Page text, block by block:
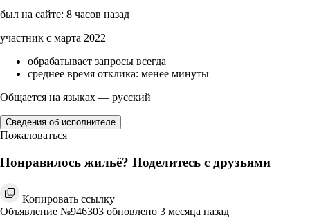
был на сайте: 8 часов назад
участник с марта 2022
обрабатывает запросы всегда
среднее время отклика: менее минуты
Общается на языках — русский
Сведения об исполнителе
Пожаловаться
Понравилось жильё? Поделитесь с друзьями
Копировать ссылку
Объявление №946303 обновлено 3 месяца назад